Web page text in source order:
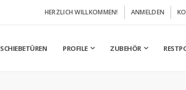
HERZLICH WILLKOMMEN! ANMELDEN
SCHIEBETÜREN PROFILE ZUBEHÖR